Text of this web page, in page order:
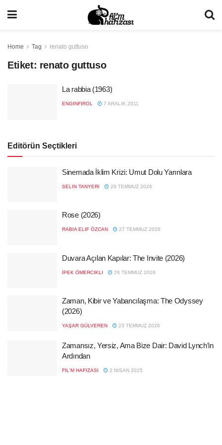
Home Tag renato guttuso
Etiket: renato guttuso
La rabbia (1963)
ENGINFIROL 7 ARALIK 2011
Editörün Seçtikleri
Sinemada İklim Krizi: Umut Dolu Yarınlara
SELIN TANYERI 29 TEMMUZ 2026
Rose (2026)
RABIA ELIF ÖZCAN 27 TEMMUZ 2026
Duvara Açılan Kapılar: The Invite (2026)
İPEK ÖMERCIKLI 26 TEMMUZ 2026
Zaman, Kibir ve Yabancılaşma: The Odyssey
(2026)
YAŞAR GÜLVEREN 23 TEMMUZ 2026
Zamansız, Yersiz, Ama Bize Dair: David Lynch’in
Ardından
FIL'M HAFIZASI 2 NISAN 2025